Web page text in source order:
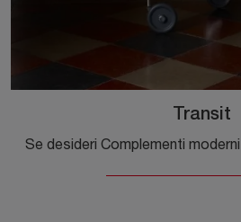
Transit